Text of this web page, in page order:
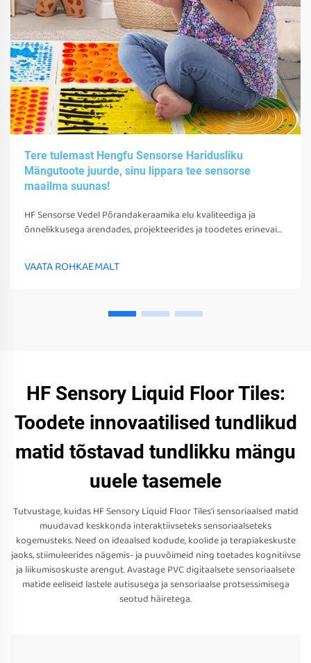
Tere tulemast Hengfu Sensorse Haridusliku
Mängutoote juurde, sinu lippara tee sensorse
maailma suunas!
HF Sensorse Vedel Põrandakeraamika elu kvaliteediga ja
õnnelikkusega arendades, projekteerides ja toodetes erinevaid
tunneid
VAATA ROHKAEMALT
HF Sensory Liquid Floor Tiles:
Toodete innovaatilised tundlikud
matid tõstavad tundlikku mängu
uuele tasemele
Tutvustage, kuidas HF Sensory Liquid Floor Tiles'i sensoriaalsed matid
muudavad keskkonda interaktiivseteks sensoriaalseteks
kogemusteks. Need on ideaalsed kodude, koolide ja terapiakeskuste
jaoks, stiimuleerides nägemis- ja puuvõimeid ning toetades kognitiivse
ja liikumisoskuste arengut. Avastage PVC digitaalsete sensoriaalsete
matide eeliseid lastele autisusega ja sensoriaalse protsessimisega
seotud häiretega.